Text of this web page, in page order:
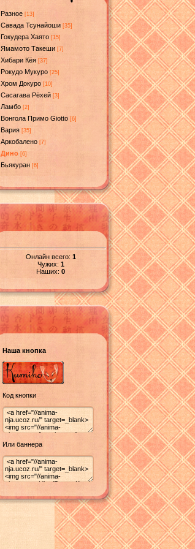
Разное [13]
Савада Тсунайоши [35]
Гокудера Хаято [15]
Ямамото Такеши [7]
Хибари Кёя [37]
Рокудо Мукуро [25]
Хром Докуро [10]
Сасагава Рёхей [3]
Ламбо [2]
Вонгола Примо Giotto [6]
Вария [35]
Аркобалено [7]
Дино [6]
Бьякуран [6]
Онлайн всего: 1
Чужих: 1
Наших: 0
Наша кнопка
Код кнопки
Или баннера